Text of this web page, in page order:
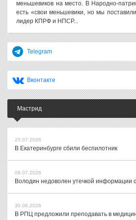
меньшевиков на место. В Народно-
есть «свои меньшевики, но мы
лидер КПРФ и НПСР...
Telegram
Вконтакте
Мастрид
25.07.2026
В Екатеринбурге сбили беспилотник
08.07.2026
Володин недоволен утечкой информации
30.06.2026
В РПЦ предложили преподавать в